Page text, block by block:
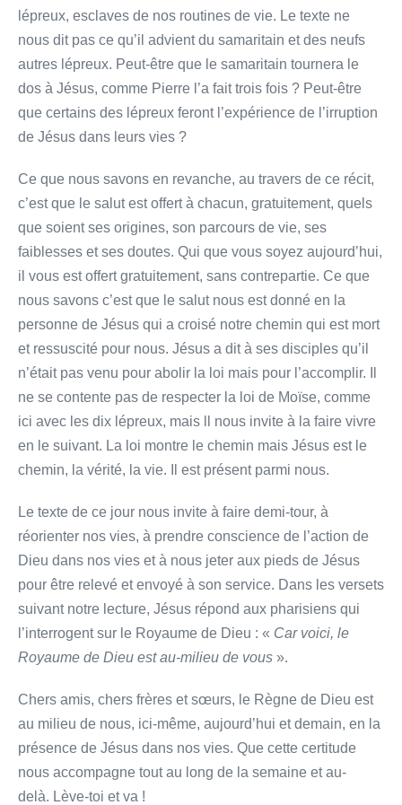
lépreux, esclaves de nos routines de vie. Le texte ne
nous dit pas ce qu’il advient du samaritain et des neufs
autres lépreux. Peut-être que le samaritain tournera le
dos à Jésus, comme Pierre l’a fait trois fois ? Peut-être
que certains des lépreux feront l’expérience de l’irruption
de Jésus dans leurs vies ?
Ce que nous savons en revanche, au travers de ce récit,
c’est que le salut est offert à chacun, gratuitement, quels
que soient ses origines, son parcours de vie, ses
faiblesses et ses doutes. Qui que vous soyez aujourd’hui,
il vous est offert gratuitement, sans contrepartie. Ce que
nous savons c’est que le salut nous est donné en la
personne de Jésus qui a croisé notre chemin qui est mort
et ressuscité pour nous. Jésus a dit à ses disciples qu’il
n’était pas venu pour abolir la loi mais pour l’accomplir. Il
ne se contente pas de respecter la loi de Moïse, comme
ici avec les dix lépreux, mais ll nous invite à la faire vivre
en le suivant. La loi montre le chemin mais Jésus est le
chemin, la vérité, la vie. Il est présent parmi nous.
Le texte de ce jour nous invite à faire demi-tour, à
réorienter nos vies, à prendre conscience de l’action de
Dieu dans nos vies et à nous jeter aux pieds de Jésus
pour être relevé et envoyé à son service. Dans les versets
suivant notre lecture, Jésus répond aux pharisiens qui
l’interrogent sur le Royaume de Dieu : « Car voici, le
Royaume de Dieu est au-milieu de vous ».
Chers amis, chers frères et sœurs, le Règne de Dieu est
au milieu de nous, ici-même, aujourd’hui et demain, en la
présence de Jésus dans nos vies. Que cette certitude
nous accompagne tout au long de la semaine et au-
delà. Lève-toi et va !